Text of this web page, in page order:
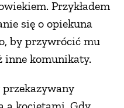
Przykładem
się o opiekuna
by przywrócić mu
inne komunikaty.
przekazywany